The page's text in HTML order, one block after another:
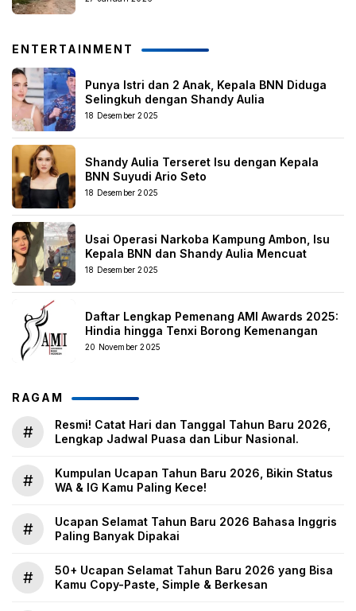
ENTERTAINMENT
Punya Istri dan 2 Anak, Kepala BNN Diduga
Selingkuh dengan Shandy Aulia
18 Desember 2025
Shandy Aulia Terseret Isu dengan Kepala
BNN Suyudi Ario Seto
18 Desember 2025
Usai Operasi Narkoba Kampung Ambon, Isu
Kepala BNN dan Shandy Aulia Mencuat
18 Desember 2025
Daftar Lengkap Pemenang AMI Awards 2025:
Hindia hingga Tenxi Borong Kemenangan
20 November 2025
RAGAM
#
Resmi! Catat Hari dan Tanggal Tahun Baru 2026,
Lengkap Jadwal Puasa dan Libur Nasional.
#
Kumpulan Ucapan Tahun Baru 2026, Bikin Status
WA & IG Kamu Paling Kece!
#
Ucapan Selamat Tahun Baru 2026 Bahasa Inggris
Paling Banyak Dipakai
#
50+ Ucapan Selamat Tahun Baru 2026 yang Bisa
Kamu Copy-Paste, Simple & Berkesan